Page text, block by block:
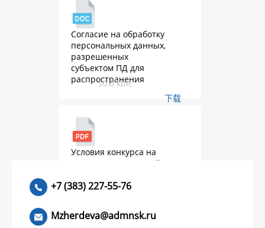
Согласие на обработку
персональных данных,
разрешенных
субъектом ПД для
распространения
下载
30.0 kbit
Условия конкурса на
присуждение премий
+7 (383) 227-55-76
Mzherdeva@admnsk.ru